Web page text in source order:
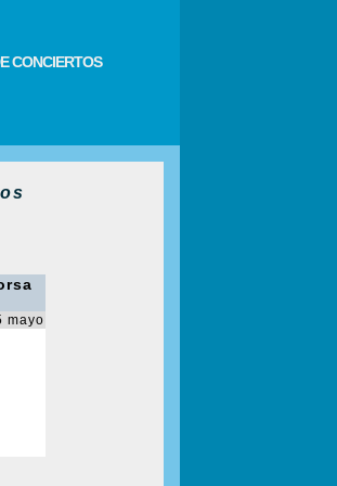
CONCIERTOS
mayo